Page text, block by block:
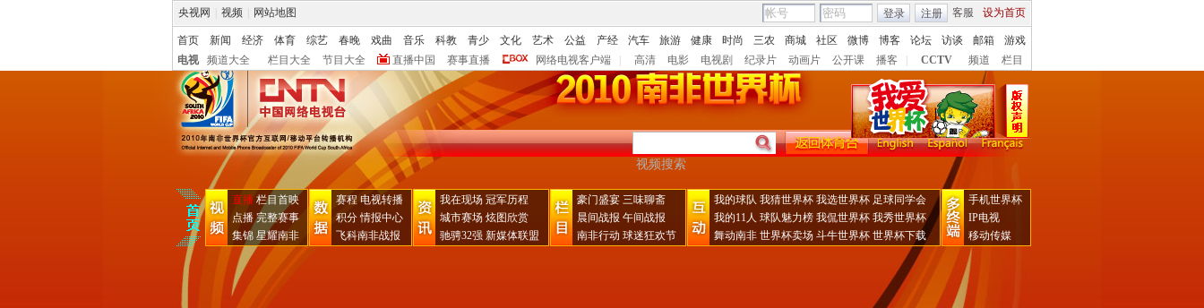
央视网 视频 网站地图 客服 设为首页
登录 注册
首页 新闻 经济 体育 综艺 春晚 戏曲 音乐 科教 青少 文化 艺术 公益 产经 汽车 旅游 健康 时尚 三农 商城 社区 微博 博客 论坛 访谈 邮箱
游戏
电视
频道大全 栏目大全 节目大全 直播中国 赛事直播 网络电视客户端 高清 电影 电视剧 纪录片 动画片 公开课 播客 CCTV 频道 栏目
2010年南非世界杯
闭 幕
直播 栏目首映
点播 完整赛事
集锦 星耀南非
赛程 电视转播
积分 情报中心
飞科南非战报
我在现场 冠军历程
城市赛场 炫图欣赏
驰骋32强 新媒体联盟
豪门盛宴 三味聊斋
晨间战报 午间战报
南非行动 球迷狂欢节
我的球队 我猜世界杯 我选世界杯 足球同学会
我的11人 球队魅力榜 我侃世界杯 我秀世界杯
舞动南非 世界杯卖场 斗牛世界杯 世界杯下载
手机世界杯
IP电视
移动传媒